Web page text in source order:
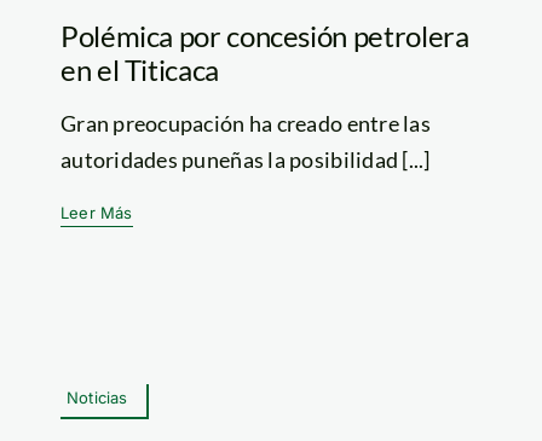
Polémica por concesión petrolera
en el Titicaca
Gran preocupación ha creado entre las
autoridades puneñas la posibilidad [...]
Leer Más
Noticias